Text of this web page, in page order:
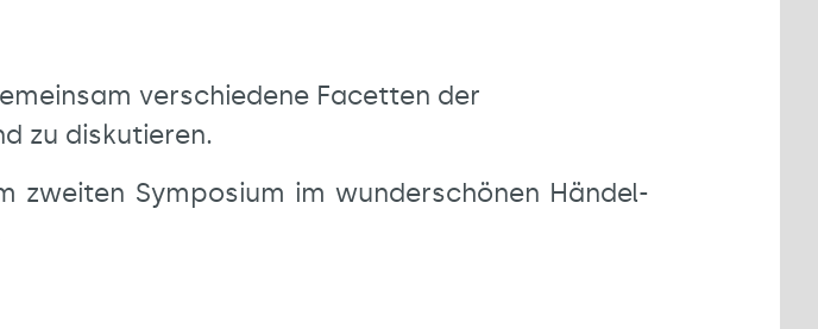
verschiedene Facetten der
zu diskutieren.
zweiten Symposium im wunderschönen Händel-